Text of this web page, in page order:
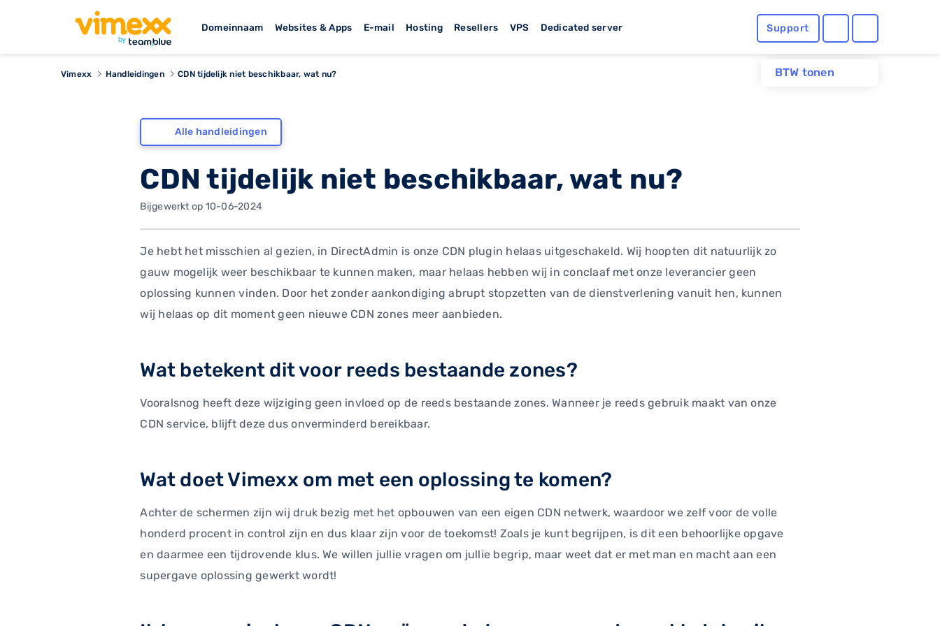
Domeinnaam Websites & Apps E-mail Hosting Resellers VPS Dedicated server Support
BTW tonen
Vimexx Handleidingen CDN tijdelijk niet beschikbaar, wat nu?
Alle handleidingen
CDN tijdelijk niet beschikbaar, wat nu?
Bijgewerkt op 10-06-2024
Je hebt het misschien al gezien, in DirectAdmin is onze CDN plugin helaas uitgeschakeld. Wij hoopten dit natuurlijk zo
gauw mogelijk weer beschikbaar te kunnen maken, maar helaas hebben wij in conclaaf met onze leverancier geen
oplossing kunnen vinden. Door het zonder aankondiging abrupt stopzetten van de dienstverlening vanuit hen, kunnen
wij helaas op dit moment geen nieuwe CDN zones meer aanbieden.
Wat betekent dit voor reeds bestaande zones?
Vooralsnog heeft deze wijziging geen invloed op de reeds bestaande zones. Wanneer je reeds gebruik maakt van onze
CDN service, blijft deze dus onverminderd bereikbaar.
Wat doet Vimexx om met een oplossing te komen?
Achter de schermen zijn wij druk bezig met het opbouwen van een eigen CDN netwerk, waardoor we zelf voor de volle
honderd procent in control zijn en dus klaar zijn voor de toekomst! Zoals je kunt begrijpen, is dit een behoorlijke opgave
en daarmee een tijdrovende klus. We willen jullie vragen om jullie begrip, maar weet dat er met man en macht aan een
supergave oplossing gewerkt wordt!